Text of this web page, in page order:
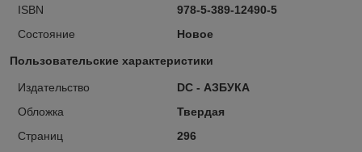
ISBN
978-5-389-12490-5
Состояние
Новое
Пользовательские характеристики
Издательство
DC - АЗБУКА
Обложка
Твердая
Страниц
296